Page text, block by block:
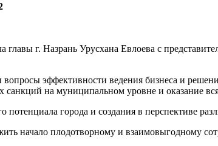
г. Назрань Урусхана Евлоева с
вопросы эффективности ведения бизнеса и
санкций на муниципальном уровне и оказание
потенциала города и создания в перспективе
начало плодотворному и взаимовыгодному